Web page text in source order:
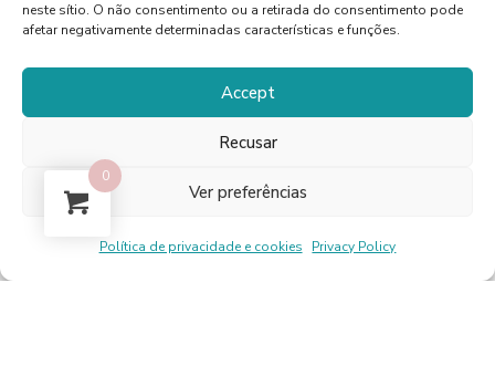
neste sítio. O não consentimento ou a retirada do consentimento pode
afetar negativamente determinadas características e funções.
Accept
Recusar
Ver preferências
Política de privacidade e cookies Privacy Policy
Comentários
Não há comentários ainda.
Registrado somente em clientes que
compraram este produto pode deixar um
comentário.
0